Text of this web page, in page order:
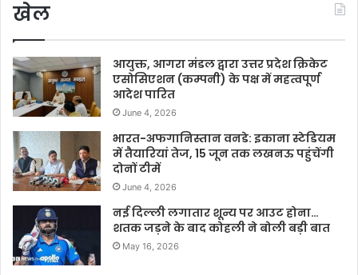
खेल
आयुक्त, आगरा मंडल द्वारा उत्तर प्रदेश क्रिकेट
एसोसिएशन (कम्पनी) के पक्ष में महत्वपूर्ण
आदेश पारित
June 4, 2026
भारत-अफगानिस्तान वनडे: इकाना स्टेडियम
में तैयारियां तेज, 15 जून तक लखनऊ पहुंचेंगी
दोनों टीमें
June 4, 2026
नई दिल्ली लगातार शून्य पर आउट होना…
शतक जड़ने के बाद कोहली ने बोली बड़ी बात
May 16, 2026